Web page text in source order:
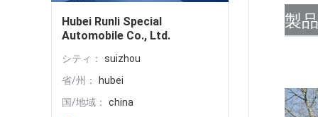
Hubei Runli Special
Automobile Co., Ltd.
シティ：
suizhou
省/州：
hubei
国/地域：
china
製